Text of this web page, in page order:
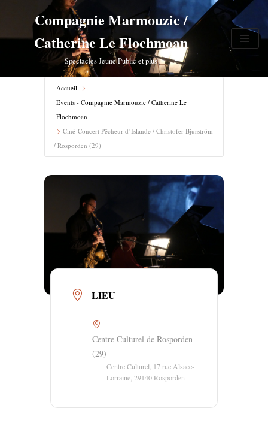
Compagnie Marmouzic /
Catherine Le Flochmoan
Spectacles Jeune Public et plus
Accueil
Events - Compagnie Marmouzic / Catherine Le
Flochmoan
Ciné-Concert Pêcheur d’Islande / Christofer Bjurström
/ Rosporden (29)
LIEU
Centre Culturel de Rosporden
(29)
Centre Culturel, 17 rue Alsace-
Lorraine, 29140 Rosporden